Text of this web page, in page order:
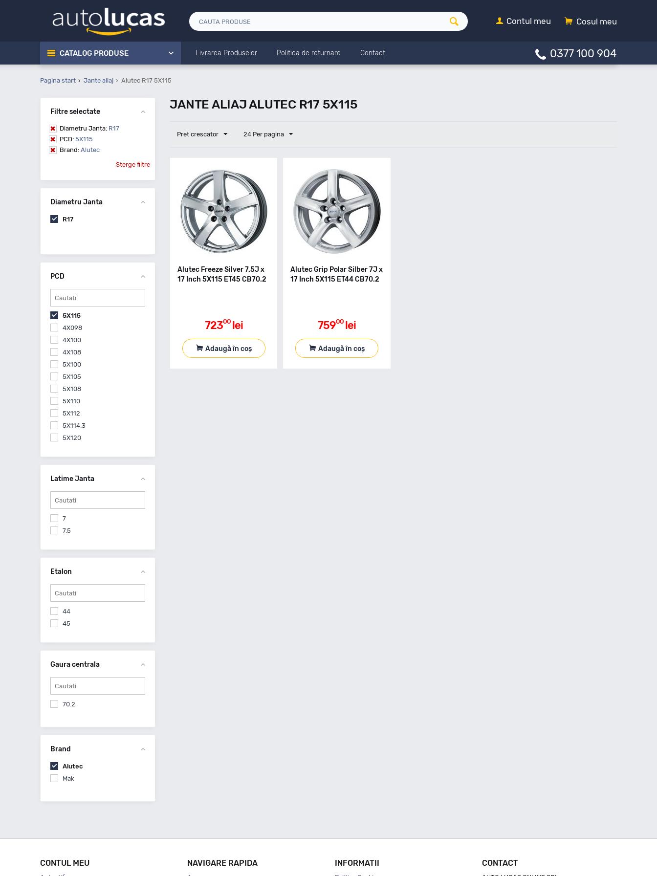
Cosul meu
Contul meu
CATALOG PRODUSE Livrarea Produselor Politica de returnare Contact 0377 100 904
Pagina start Jante aliaj Alutec R17 5X115
JANTE ALIAJ ALUTEC R17 5X115
Pret crescator 24 Per pagina
Alutec Freeze Silver 7.5J x
17 Inch 5X115 ET45 CB70.2
72300 lei
Adaugă în coș
Alutec Grip Polar Silber 7J x
17 Inch 5X115 ET44 CB70.2
75900 lei
Adaugă în coș
Filtre selectate
Diametru Janta: R17
PCD: 5X115
Brand: Alutec
Sterge filtre
Diametru Janta
R17
PCD
5X115
4X098
4X100
4X108
5X100
5X105
5X108
5X110
5X112
5X114.3
5X120
6X139.7
Latime Janta
7
7.5
Etalon
44
45
Gaura centrala
70.2
Brand
Alutec
Mak
CONTUL MEU NAVIGARE RAPIDA INFORMATII CONTACT